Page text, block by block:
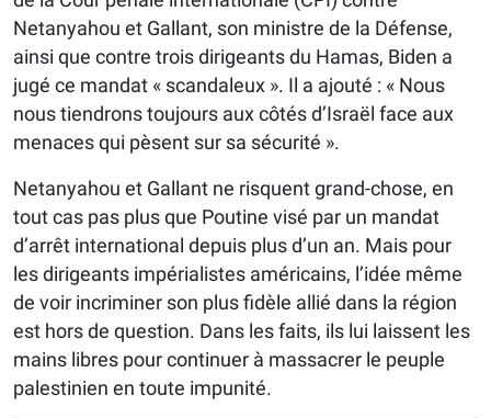
Netanyahou et Gallant, son ministre de la Défense,
ainsi que contre trois dirigeants du Hamas, Biden a
jugé ce mandat « scandaleux ». Il a ajouté : « Nous
nous tiendrons toujours aux côtés d’Israël face aux
menaces qui pèsent sur sa sécurité ».
Netanyahou et Gallant ne risquent grand-chose, en
tout cas pas plus que Poutine visé par un mandat
d’arrêt international depuis plus d’un an. Mais pour
les dirigeants impérialistes américains, l’idée même
de voir incriminer son plus fidèle allié dans la région
est hors de question. Dans les faits, ils lui laissent les
mains libres pour continuer à massacrer le peuple
palestinien en toute impunité.